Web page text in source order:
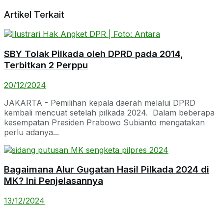
Artikel Terkait
SBY Tolak Pilkada oleh DPRD pada 2014,
Terbitkan 2 Perppu
20/12/2024
JAKARTA - Pemilihan kepala daerah melalui DPRD
kembali mencuat setelah pilkada 2024. Dalam beberapa
kesempatan Presiden Prabowo Subianto mengatakan
perlu adanya...
Bagaimana Alur Gugatan Hasil Pilkada 2024 di
MK? Ini Penjelasannya
13/12/2024